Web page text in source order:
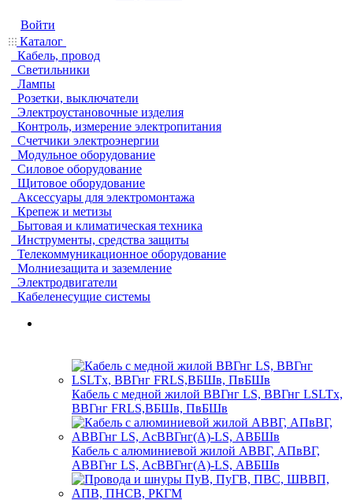
Войти
Каталог
Кабель, провод
Светильники
Лампы
Розетки, выключатели
Электроустановочные изделия
Контроль, измерение электропитания
Счетчики электроэнергии
Модульное оборудование
Силовое оборудование
Щитовое оборудование
Аксессуары для электромонтажа
Крепеж и метизы
Бытовая и климатическая техника
Инструменты, средства защиты
Телекоммуникационное оборудование
Молниезащита и заземление
Электродвигатели
Кабеленесущие системы
Кабель с медной жилой ВВГнг LS, ВВГнг LSLTx,
ВВГнг FRLS,ВБШв, ПвБШв
Кабель с алюминиевой жилой АВВГ, АПвВГ,
АВВГнг LS, АсВВГнг(А)-LS, АВБШв